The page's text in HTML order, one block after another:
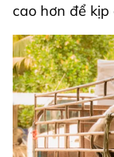
cao hơn để